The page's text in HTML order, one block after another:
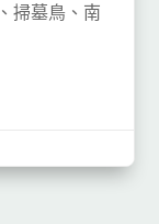
掃墓鳥、南